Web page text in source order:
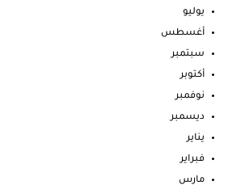
يوليو
أغسطس
سبتمبر
أكتوبر
نوفمبر
ديسمبر
يناير
فبراير
مارس